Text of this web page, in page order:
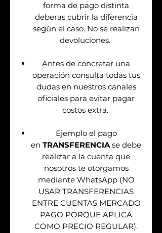
forma de pago distinta
deberas cubrir la diferencia
según el caso. No se realizan
devoluciones.
Antes de concretar una
operación consulta todas tus
dudas en nuestros canales
oficiales para evitar pagar
costos extra.
Ejemplo el pago
en TRANSFERENCIAse debe
realizar a la cuenta que
nosotros te otorgamos
mediante WhatsApp (NO
USAR TRANSFERENCIAS
ENTRE CUENTAS MERCADO
PAGO PORQUE APLICA
COMO PRECIO REGULAR).